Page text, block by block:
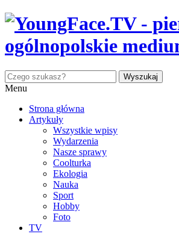
Menu
Strona główna
Artykuły
Wszystkie wpisy
Wydarzenia
Nasze sprawy
Coolturka
Ekologia
Nauka
Sport
Hobby
Foto
TV